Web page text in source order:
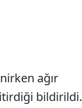
ağır
bildirildi.